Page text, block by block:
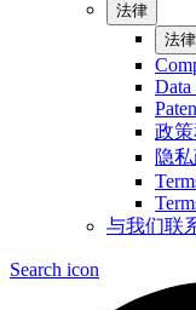
法律
法律
Data
政
隐
与我们联
Search icon